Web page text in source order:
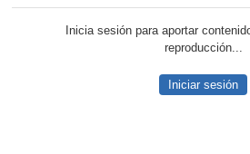
Inicia sesión para aportar
reproducción...
Iniciar sesión